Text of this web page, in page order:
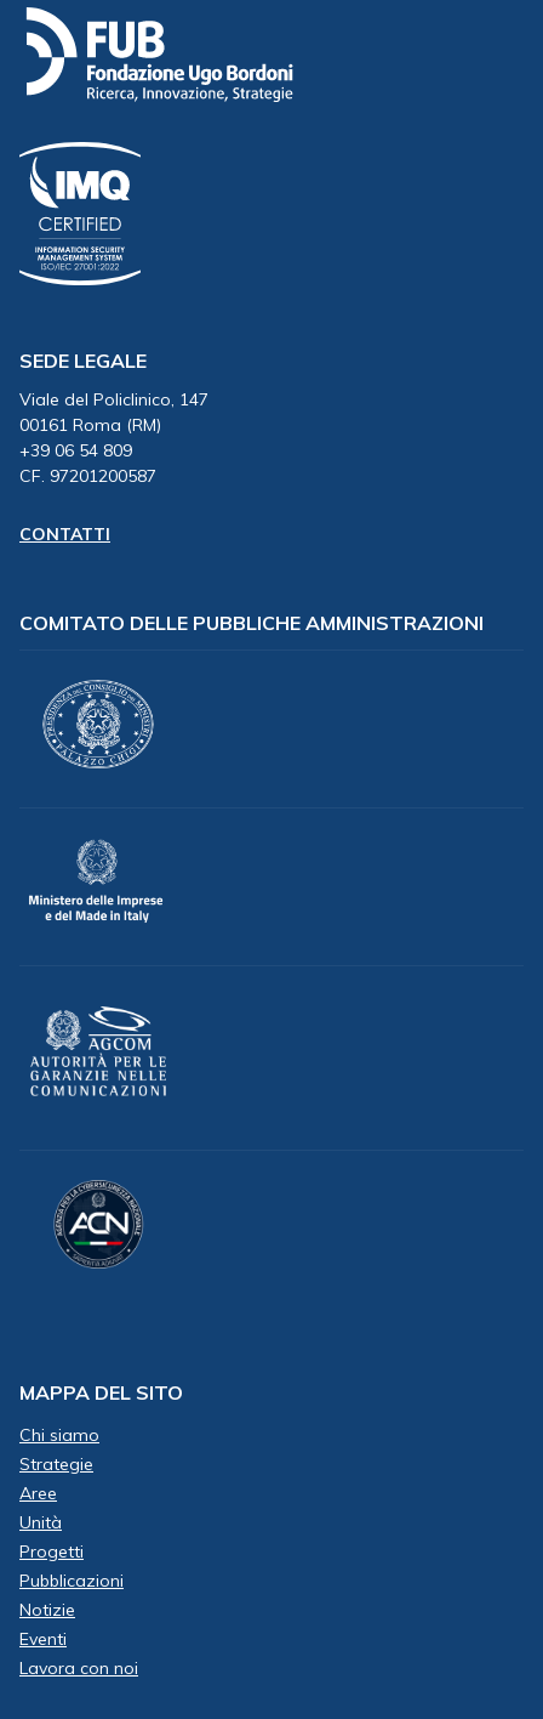
SEDE LEGALE
Viale del Policlinico, 147
00161 Roma (RM)
+39 06 54 809
CF. 97201200587
CONTATTI
COMITATO DELLE PUBBLICHE AMMINISTRAZIONI
MAPPA DEL SITO
Chi siamo
Strategie
Aree
Unità
Progetti
Pubblicazioni
Notizie
Eventi
Lavora con noi